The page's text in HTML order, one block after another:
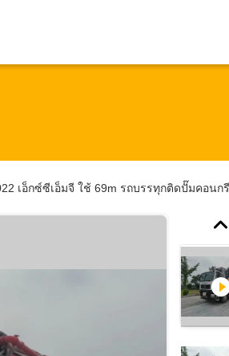
เอ็กซ์ซีเอ็มจี ใช้ 69m รถบรรทุกติดปั๊มคอน